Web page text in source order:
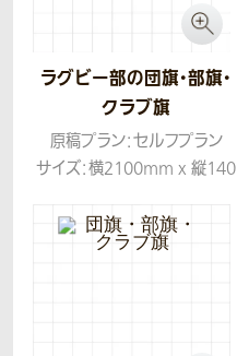
ラグビー部の団旗・部旗・
クラブ旗
原稿プラン：セルフプラン
サイズ：横2100mm x 縦140
生地：ツイル